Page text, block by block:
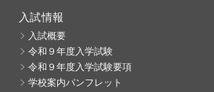
入試情報
入試概要
令和９年度入学試験
令和９年度入学試験要項
学校案内パンフレット